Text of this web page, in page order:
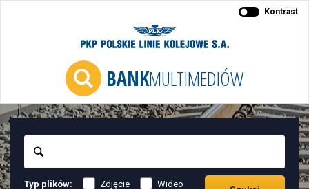
BANKMULTIMEDIÓW
Kontrast
Typ plików: Zdjęcie
Wideo